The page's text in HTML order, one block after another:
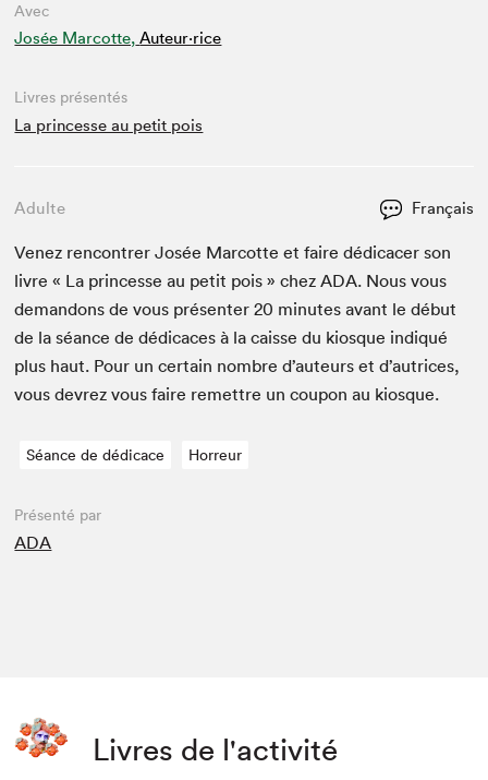
Avec
Josée Marcotte, Auteur·rice
Livres présentés
La princesse au petit pois
Adulte Français
Venez ren­con­tr­er Josée Mar­cotte et faire dédi­cac­er son
livre « La princesse au petit pois » chezADA. Nous vous
deman­dons de vous présen­ter20 min­utes avant le début
de la séance de dédi­caces à la caisse du kiosque indiqué
plus haut. Pour un cer­tain nom­bre d’auteurs et d’autrices,
vous devrez vous faire remet­tre un coupon au kiosque.
Séance de dédicace Horreur
Présenté par
ADA
Livres de l'activité